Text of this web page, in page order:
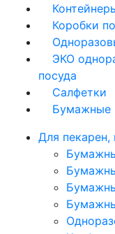
Коробки
ЭКО
посуда
Салфетки
Бумажные
Для